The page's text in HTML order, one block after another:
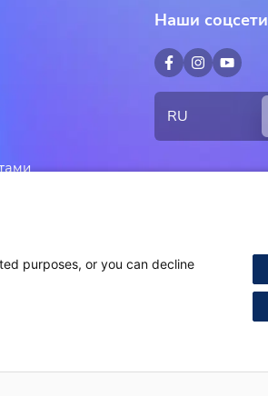
Наши соцсети
RU
purposes, or you can decline